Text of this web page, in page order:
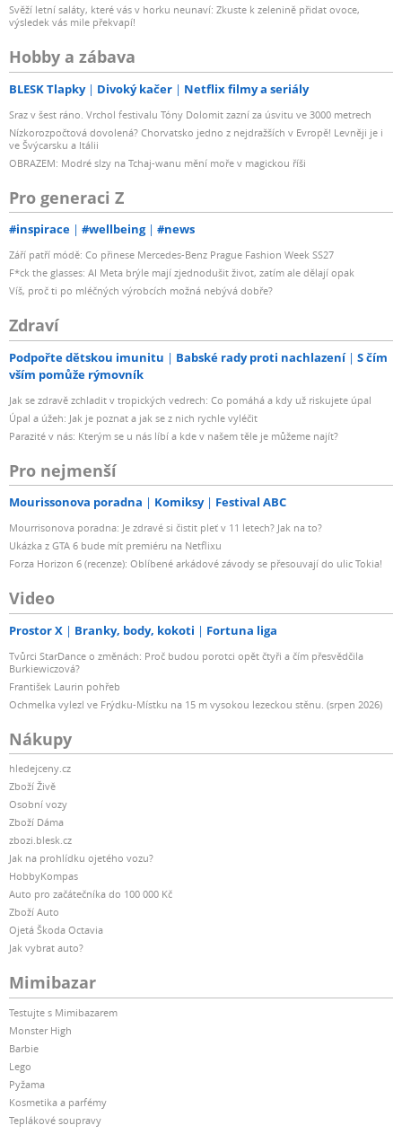
Svěží letní saláty, které vás v horku neunaví: Zkuste k zelenině přidat ovoce,
výsledek vás mile překvapí!
Hobby a zábava
BLESK Tlapky Divoký kačer Netflix filmy a seriály
Sraz v šest ráno. Vrchol festivalu Tóny Dolomit zazní za úsvitu ve 3000 metrech
Nízkorozpočtová dovolená? Chorvatsko jedno z nejdražších v Evropě! Levněji je i
ve Švýcarsku a Itálii
OBRAZEM: Modré slzy na Tchaj-wanu mění moře v magickou říši
Pro generaci Z
#inspirace #wellbeing #news
Září patří módě: Co přinese Mercedes-Benz Prague Fashion Week SS27
F*ck the glasses: AI Meta brýle mají zjednodušit život, zatím ale dělají opak
Víš, proč ti po mléčných výrobcích možná nebývá dobře?
Zdraví
Podpořte dětskou imunitu Babské rady proti nachlazení
S čím
vším pomůže rýmovník
Jak se zdravě zchladit v tropických vedrech: Co pomáhá a kdy už riskujete úpal
Úpal a úžeh: Jak je poznat a jak se z nich rychle vyléčit
Parazité v nás: Kterým se u nás líbí a kde v našem těle je můžeme najít?
Pro nejmenší
Mourissonova poradna Komiksy Festival ABC
Mourrisonova poradna: Je zdravé si čistit pleť v 11 letech? Jak na to?
Ukázka z GTA 6 bude mít premiéru na Netflixu
Forza Horizon 6 (recenze): Oblíbené arkádové závody se přesouvají do ulic Tokia!
Video
Prostor X Branky, body, kokoti Fortuna liga
Tvůrci StarDance o změnách: Proč budou porotci opět čtyři a čím přesvědčila
Burkiewiczová?
František Laurin pohřeb
Ochmelka vylezl ve Frýdku-Místku na 15 m vysokou lezeckou stěnu. (srpen 2026)
Nákupy
hledejceny.cz
Zboží Živě
Osobní vozy
Zboží Dáma
zbozi.blesk.cz
Jak na prohlídku ojetého vozu?
HobbyKompas
Auto pro začátečníka do 100 000 Kč
Zboží Auto
Ojetá Škoda Octavia
Jak vybrat auto?
Mimibazar
Testujte s Mimibazarem
Monster High
Barbie
Lego
Pyžama
Kosmetika a parfémy
Teplákové soupravy